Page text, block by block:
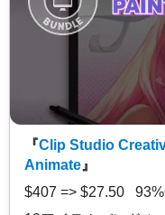
『Clip Studio
Animate 』
$407 => $27.50